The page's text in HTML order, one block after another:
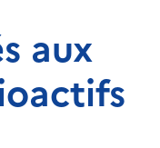
aux